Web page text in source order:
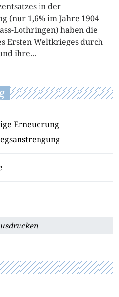
in der
(nur 1,6% im Jahre 1904
Lothringen) haben die
Ersten Weltkrieges durch
ihre...
Erneuerung